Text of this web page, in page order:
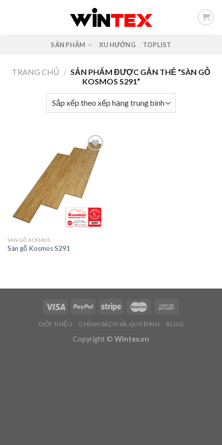
SẢN PHẨM XU HƯỚNG TOPLIST
TRANG CHỦ / SẢN PHẨM ĐƯỢC GẮN THẺ “SÀN GỖ
KOSMOS S291”
Add to
wishlist
SÀN GỖ KOSMOS
Sàn gỗ Kosmos S291
GIỚI THIỆU CHÍNH SÁCH VÀ QUY ĐỊNH BLOG
Copyright © Wintex.vn